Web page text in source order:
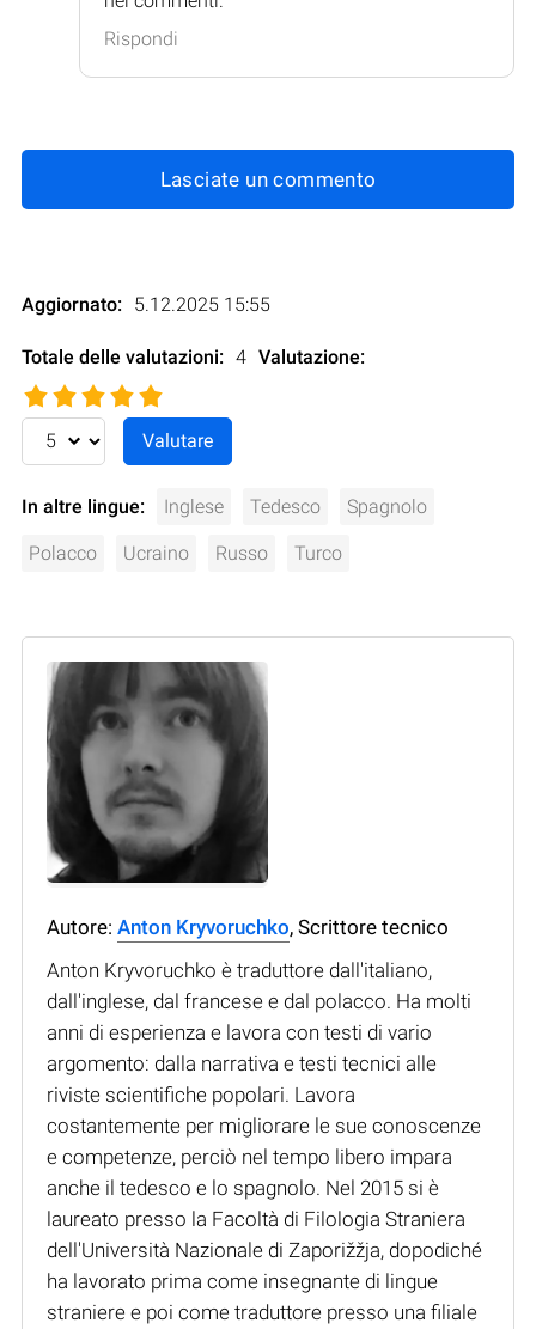
Rispondi
Lasciate un commento
Aggiornato: 5.12.2025 15:55
Totale delle valutazioni: 4 Valutazione:
In altre lingue: Inglese Tedesco Spagnolo
Polacco Ucraino Russo Turco
Autore: Anton Kryvoruchko, Scrittore tecnico
Anton Kryvoruchko è traduttore dall'italiano,
dall'inglese, dal francese e dal polacco. Ha molti
anni di esperienza e lavora con testi di vario
argomento: dalla narrativa e testi tecnici alle
riviste scientifiche popolari. Lavora
costantemente per migliorare le sue conoscenze
e competenze, perciò nel tempo libero impara
anche il tedesco e lo spagnolo. Nel 2015 si è
laureato presso la Facoltà di Filologia Straniera
dell'Università Nazionale di Zaporižžja, dopodiché
ha lavorato prima come insegnante di lingue
straniere e poi come traduttore presso una filiale